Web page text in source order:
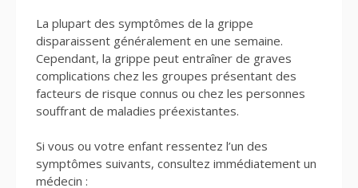
La plupart des symptômes de la grippe
disparaissent généralement en une semaine.
Cependant, la grippe peut entraîner de graves
complications chez les groupes présentant des
facteurs de risque connus ou chez les personnes
souffrant de maladies préexistantes.
Si vous ou votre enfant ressentez l’un des
symptômes suivants, consultez immédiatement un
médecin :